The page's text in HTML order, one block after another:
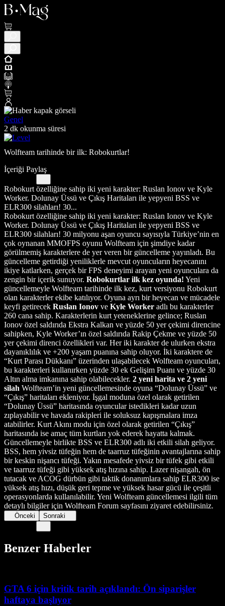
Genel
2 dk okunma süresi
Wolfteam tarihinde bir ilk: Robokurtlar!
İçeriği Paylaş
Robokurt özelliğine sahip iki yeni karakter: Ruslan Ionov ve Kyle
Worker. Dolunay Üssü ve Çıkış Haritaları ile yepyeni BSS ve
ELR300 silahları! 30...
Robokurt özelliğine sahip iki yeni karakter: Ruslan Ionov ve Kyle
Worker. Dolunay Üssü ve Çıkış Haritaları ile yepyeni BSS ve
ELR300 silahları! 30 milyonu aşan oyuncu sayısıyla Türkiye’nin en
çok oynanan MMOFPS oyunu Wolfteam için şimdiye kadar
görülmemiş karakterlere de yer veren bir güncelleme yayınladı. Bu
güncelleme getirdiği yeniliklerle mevcut oyuncuların heyecanını
ikiye katlarken, gerçek bir FPS deneyimi arayan yeni oyunculara da
zengin bir içerik sunuyor. Robokurtlar ilk kez oyunda! Yeni
güncellemeyle Wolfteam tarihinde ilk kez, kurt versiyonu Robokurt
olan karakterler ekibe katılıyor. Oyuna ayrı bir heyecan ve mücadele
keyfi getirecek Ruslan Ionov ve Kyle Worker adlı bu karakterler
260 cana sahip. Karakterlerin kurt yeteneklerine gelince; Ruslan
Ionov özel saldırıda Ekstra Kalkan ve yüzde 50 yer çekimi direncine
sahipken, Kyle Worker’ın özel saldırıda Rakip Çekme ve yüzde 50
yer çekimi direnci özellikleri var. Her iki karakter de ulurken ekstra
dayanıklılık ve +200 yaşam puanına sahip oluyor. İki karaktere de
“Kurt Parası Dükkanı” üzerinden ulaşabilecek Wolfteam oyuncuları,
bu karakterleri kullanırken yüzde 30 ek Gelişim Puanı ve yüzde 30
Altın alma imkanına sahip olabilecekler. 2 yeni harita ve 2 yeni
silah Wolfteam’in yeni güncellemesinde oyuna “Dolunay Üssü” ve
“Çıkış” haritaları ekleniyor. İşgal moduna özel olarak getirilen
“Dolunay Üssü” haritasında oyuncular istedikleri kadar uzun
zıplayabilir ve havada rakipleri ile soluksuz kapışmalara imza
atabilirler. Kurt Akını modu için özel olarak getirilen “Çıkış”
haritasında ise amaç tüm kurtları yok ederek hayatta kalmak.
Güncellemeyle birlikte BSS ve ELR300 adlı iki etkili silah geliyor.
BSS, hem yivsiz tüfeğin hem de taarruz tüfeğinin avantajlarına sahip
bir keskin nişancı tüfeği. Yakın mesafede yivsiz bir tüfek gibi etkili
ve taarruz tüfeği gibi yüksek atış hızına sahip. Lazer nişangah, ön
tutacak ve ACOG dürbün gibi taktik donanımlara sahip ELR300 ise
yüksek atış hızı, düşük geri tepme ve yüksek hasar gücü ile çeşitli
operasyonlarda kullanılabilir. Yeni Wolfteam güncellemesi ilgili tüm
detaylı bilgiler için Wolfteam Forum sayfasını ziyaret edebilirsiniz.
Önceki Sonraki
Benzer Haberler
GTA 6 için kritik tarih açıklandı: Ön siparişler
haftaya başlıyor